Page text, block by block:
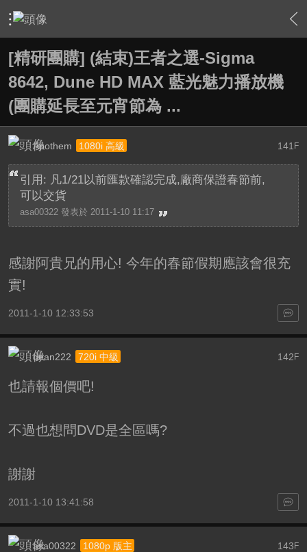
› 敗家特區 For Sale or Trade › 一起團購區 Group Buy › 內
[精研團購] (結束)王者之選-Sigma
8642, Dune HD MAX 藍光魅力播放機
(團購延長至元宵節為 ...
141 F
Apothem 1080i 高級
引用: 凡1/21以前匯款確認完成,廠商保證春節前,
可以交貨
asa00322 發表於 2011-1-10 11:17
感謝阿貴兄的用心! 今年的春節假期應該會很充
實!
2011-1-10 12:33:53
142F
dean222 720i 中級
也請報個價吧!
不過也想問DVD是全區嗎?
謝謝
2011-1-10 13:41:58
143F
asa00322 1080p 版主